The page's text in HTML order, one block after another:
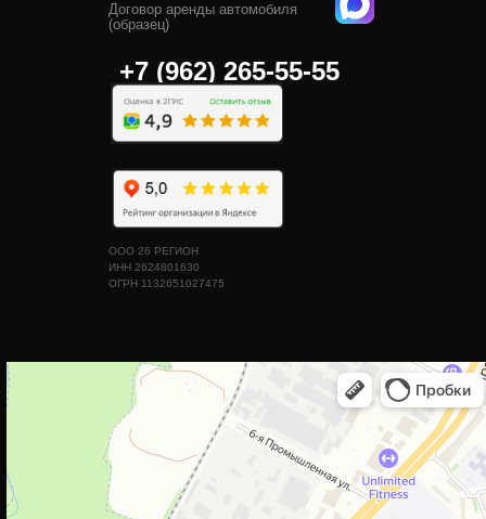
ООО 26 РЕГИОН
ИНН 2624801630
ОГРН 1132651027475
Договор аренды автомобиля
(образец)
+7 (962) 265-55-55‬